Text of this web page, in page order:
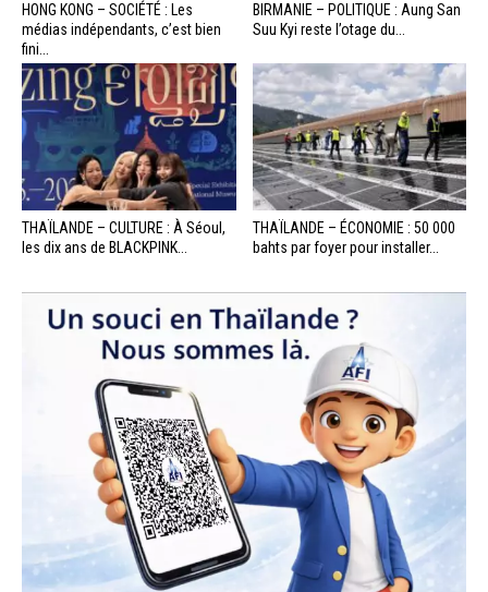
HONG KONG – SOCIÉTÉ : Les
médias indépendants, c’est bien
fini...
BIRMANIE – POLITIQUE : Aung San
Suu Kyi reste l’otage du...
THAÏLANDE – CULTURE : À Séoul,
les dix ans de BLACKPINK...
THAÏLANDE – ÉCONOMIE : 50 000
bahts par foyer pour installer...